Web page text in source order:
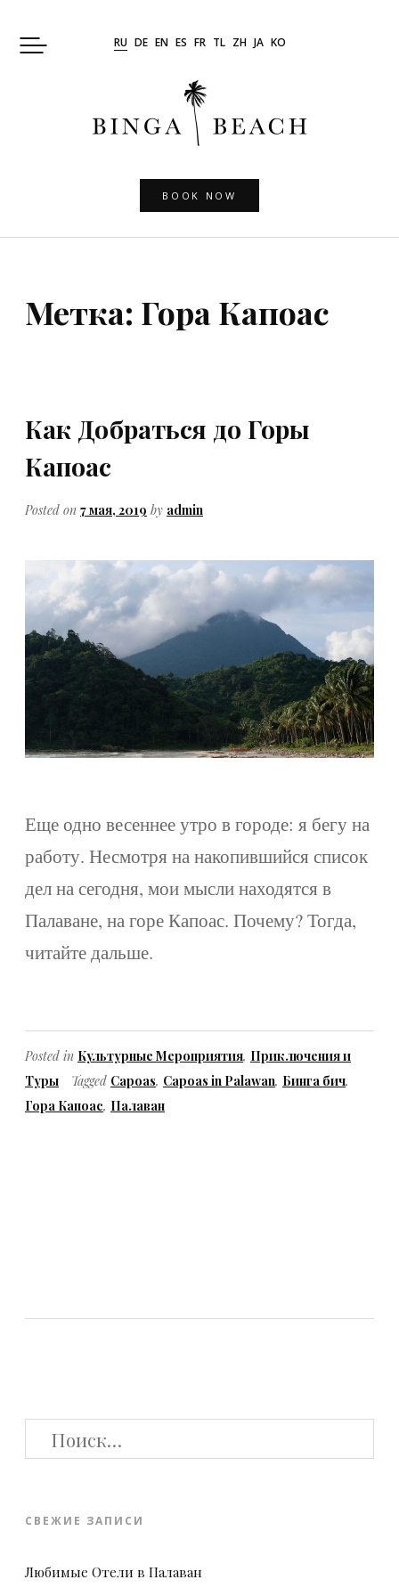
RU DE EN ES FR TL ZH JA KO
BOOK NOW
Метка: Гора Капоас
Как Добраться до Горы
Капоас
Posted on 7 мая, 2019 by admin
Еще одно весеннее утро в городе: я бегу на
работу. Несмотря на накопившийся список
дел на сегодня, мои мысли находятся в
Палаване, на горе Капоас. Почему? Тогда,
читайте дальше.
Posted in Культурные Мероприятия, Приключения и
Туры
Tagged Capoas, Capoas in Palawan, Бинга бич,
Гора Капоас, Палаван
СВЕЖИЕ ЗАПИСИ
Любимые Отели в Палаван